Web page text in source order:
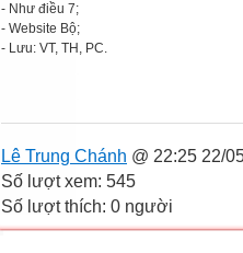
- Như điều 7;
- Website Bộ;
- Lưu: VT, TH, PC.
Lê Trung Chánh @ 22:25 22/
Số lượt xem: 545
Số lượt thích: 0 người